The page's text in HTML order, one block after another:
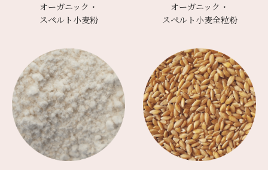
オーガニック・
スペルト小麦粉
オーガニック・
スペルト小麦全粒粉